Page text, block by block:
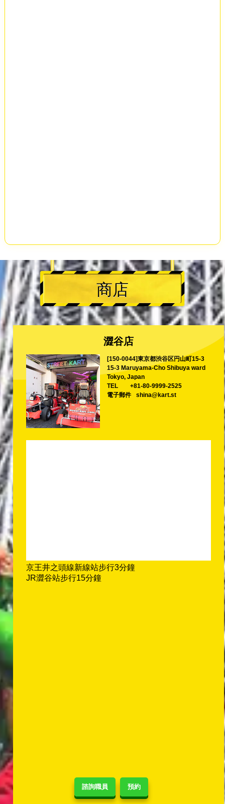
諮詢職員 預約
商店
澀谷店
[150-0044]東京都渋谷区円山町15-3
15-3 Maruyama-Cho Shibuya ward
Tokyo, Japan
TEL
+81-80-9999-2525
電子郵件
shina@kart.st
京王井之頭線新線站步行3分鐘
JR澀谷站步行15分鐘